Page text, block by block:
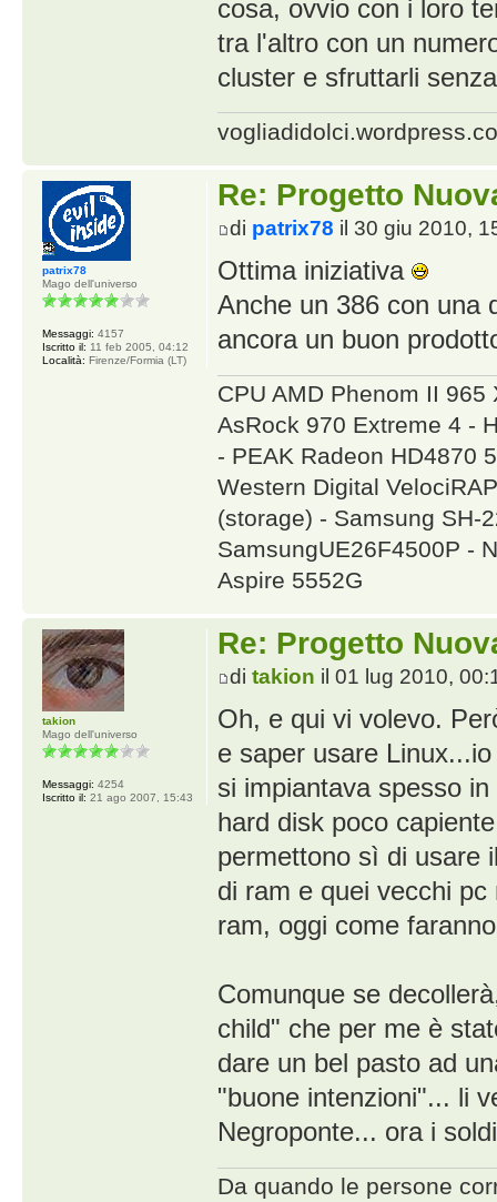
cosa, ovvio con i loro
tra l'altro con un
cluster e sfruttarli
Re: Progetto
di patrix78 il 30 giu 2010,
Ottima iniziativa
Anche un 386 con una
ancora un buon
CPU AMD Phenom II
AsRock 970 Extreme 4 -
- PEAK Radeon HD4870
Western Digital
(storage) - Samsung SH-
SamsungUE26F4500P -
Aspire 5552G
patrix78
Mago dell'universo
Messaggi: 4157
Iscritto il: 11 feb 2005, 04:12
Località: Firenze/Formia (LT)
Re: Progetto
di takion il 01 lug 2010,
Oh, e qui vi volevo.
e saper usare
si impiantava spesso
hard disk poco
permettono sì di usare
di ram e quei vecchi
ram, oggi come
Comunque se
child" che per me è
dare un bel pasto ad
"buone intenzioni"... li
Negroponte... ora i
Da quando le persone
takion
Mago dell'universo
Messaggi: 4254
Iscritto il: 21 ago 2007, 15:43